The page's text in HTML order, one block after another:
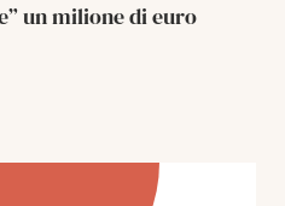
un milione di euro